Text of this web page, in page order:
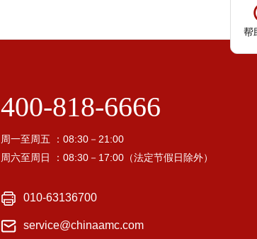
帮
400-818-6666
周一至周五 ：08:30－21:00
周六至周日 ：08:30－17:00（法定节假日除外）
010-63136700
service@chinaamc.com